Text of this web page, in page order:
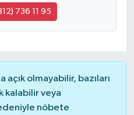
736 11 95
olmayabilir, bazıları
kalabilir veya
nöbete